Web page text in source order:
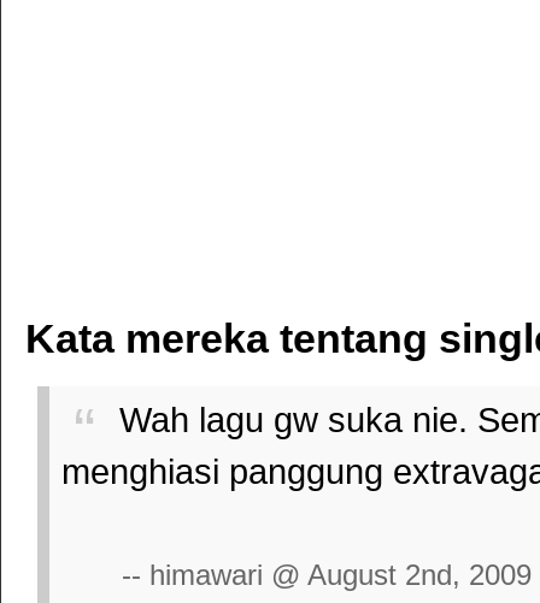
Kata mereka tentang
Wah lagu gw suka nie.
menghiasi panggung
-- himawari @ August 2nd, 2009